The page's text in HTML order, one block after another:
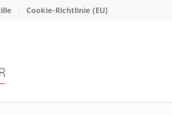
Cookie-Richtlinie (EU)